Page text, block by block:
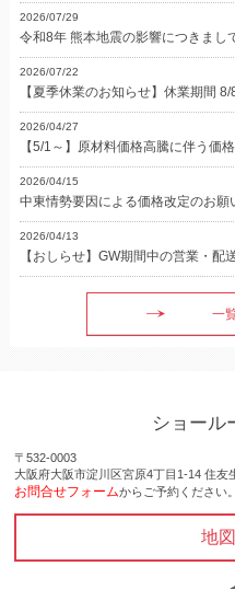
2026/07/29
令和8年 熊本地震の影響につきまし
2026/07/22
【夏季休業のお知らせ】休業期間
2026/04/27
【5/1～】原材料価格高騰に伴う価
2026/04/15
中東情勢要因による価格改定のお願
2026/04/13
【おしらせ】GW期間中の営業・配
一
ショール
〒532-0003
大阪府大阪市淀川区宮原4丁目1-14 住友
お問合せフォームからご予約ください。
地